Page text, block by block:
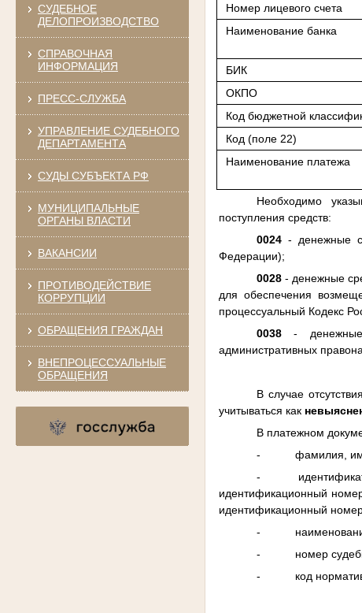
СУДЕБНОЕ
ДЕЛОПРОИЗВОДСТВО
СПРАВОЧНАЯ
ИНФОРМАЦИЯ
ПРЕСС-СЛУЖБА
УПРАВЛЕНИЕ СУДЕБНОГО
ДЕПАРТАМЕНТА
СУДЫ СУБЪЕКТА РФ
МУНИЦИПАЛЬНЫЕ
ОРГАНЫ ВЛАСТИ
ВАКАНСИИ
ПРОТИВОДЕЙСТВИЕ
КОРРУПЦИИ
ОБРАЩЕНИЯ ГРАЖДАН
ВНЕПРОЦЕССУАЛЬНЫЕ
ОБРАЩЕНИЯ
Номер лицевого счета
Наименование банка
БИК
ОКПО
Код бюджетной
Код (поле 22)
Наименование платежа
Необходимо
поступления средств:
0024- денежные
Федерации);
0028- денежные
для обеспечения
процессуальный Кодекс
0038- денежные
административных
В случае
учитываться как
В платежном
- фамилия, имя,
- идентификатор:
идентификационный
идентификационный
-
- номер
- код